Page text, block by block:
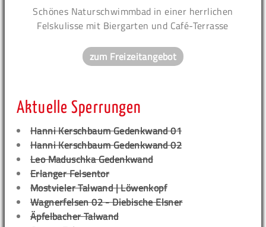
Schönes Naturschwimmbad in einer herrlichen
Felskulisse mit Biergarten und Café-Terrasse
zum Freizeitangebot
Aktuelle Sperrungen
Hanni Kerschbaum Gedenkwand 01
Hanni Kerschbaum Gedenkwand 02
Leo Maduschka Gedenkwand
Erlanger Felsentor
Mostvieler Talwand | Löwenkopf
Wagnerfelsen 02 - Diebische Elsner
Äpfelbacher Talwand